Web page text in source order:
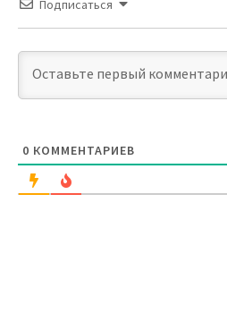
Подписаться
0 КОММЕНТАРИЕВ